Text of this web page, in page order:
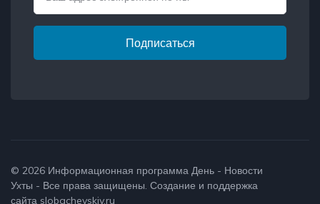
Подписаться
© 2026 Информационная программа День - Новости
Ухты - Все права защищены. Создание и поддержка
сайта slobachevskiy.ru